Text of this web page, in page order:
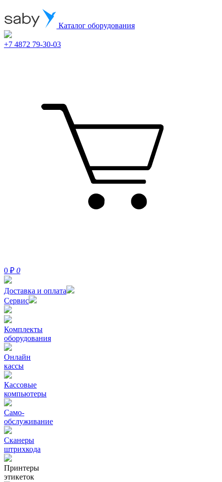
Каталог оборудования
+7 4872 79-30-03
0 ₽ 0
Доставка и оплата
Сервис
Комплекты
оборудования
Онлайн
кассы
Кассовые
компьютеры
Само-
обслуживание
Сканеры
штрихкода
Принтеры
этикеток